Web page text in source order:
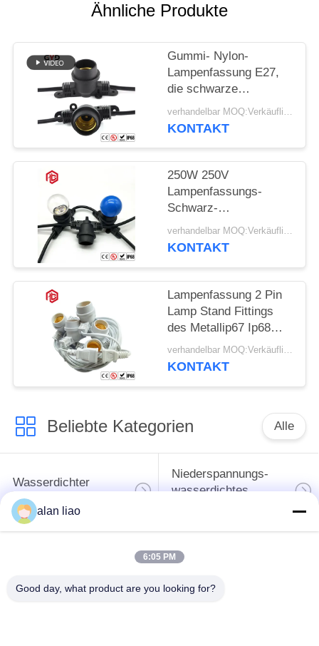
Ähnliche Produkte
Gummi- Nylon-
Lampenfassung E27,
die schwarze
Plastiklampen-Basis-
Netzdose beleuchtet
verhandelbar MOQ:Verkäuflich
KONTAKT
250W 250V
Lampenfassungs-
Schwarz-
phenoplastischer
niedriger Birnen-Sockel
verhandelbar MOQ:Verkäuflich
KONTAKT
Lampenfassung 2 Pin
Lamp Stand Fittings
des Metallip67 Ip68
300v E27
verhandelbar MOQ:Verkäuflich
KONTAKT
Beliebte Kategorien Alle
Wasserdichter
Rundsteckverbinder
Niederspannungs-
wasserdichtes
Verbindungsstück
Lampenfassung E27
alan liao
6:05 PM
Good day, what product are you looking for?